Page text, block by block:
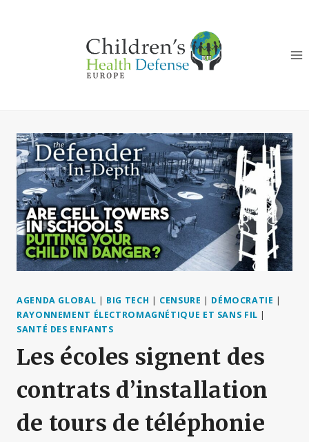
AGENDA GLOBAL | BIG TECH | CENSURE | DÉMOCRATIE |
RAYONNEMENT ÉLECTROMAGNÉTIQUE ET SANS FIL |
SANTÉ DES ENFANTS
Les écoles signent des
contrats d’installation
de tours de téléphonie